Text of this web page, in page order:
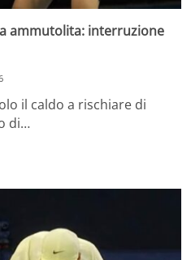
ammutolita: interruzione
il caldo a rischiare di
di…